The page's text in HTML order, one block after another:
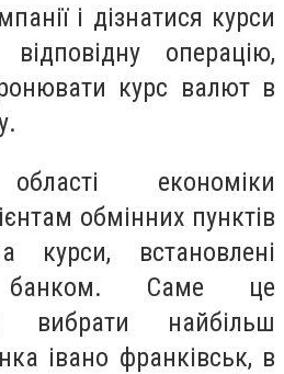
і дізнатися курси
операцію,
курс валют в
.
економіки
обмінних пунктів
курси, встановлені
банком. Саме це
найбільш
івано франківськ, в